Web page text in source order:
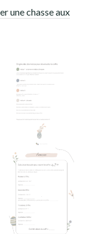
une chasse aux